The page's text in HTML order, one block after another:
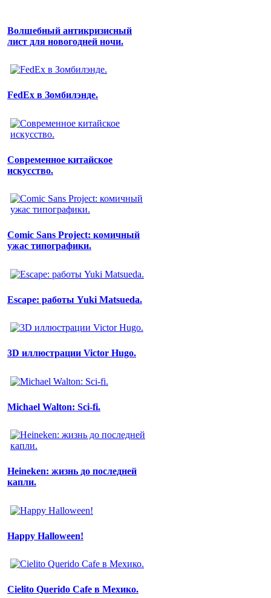
Волшебный антикризисный
лист для новогодней ночи.
FedEx в Зомбилэнде.
Современное китайское
искусство.
Comic Sans Project: комичный
ужас типографики.
Escape: работы Yuki Matsueda.
3D иллюстрации Victor Hugo.
Michael Walton: Sci-fi.
Heineken: жизнь до последней
капли.
Happy Halloween!
Cielito Querido Cafe в Мехико.